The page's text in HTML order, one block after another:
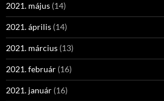
2021. május (14)
2021. április (14)
2021. március (13)
2021. február (16)
2021. január (16)